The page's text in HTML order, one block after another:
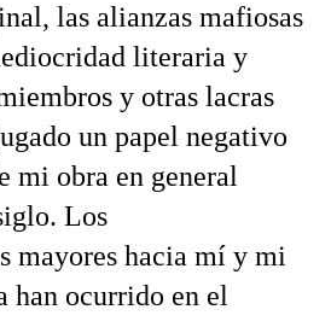
las alianzas mafiosas
literaria y
y otras lacras
un papel negativo
mi obra en general
Los
mayores hacia mí y mi
han ocurrido en el